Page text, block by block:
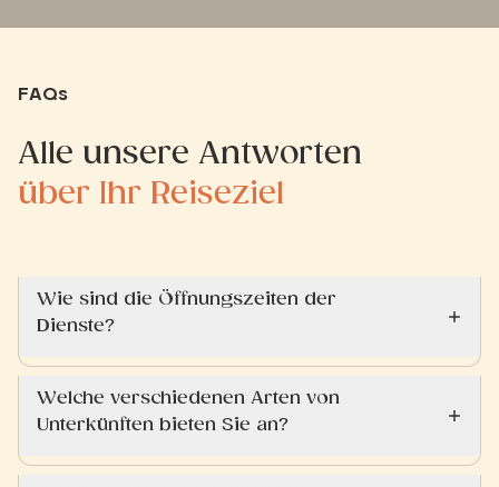
FAQs
Alle unsere Antworten
über Ihr Reiseziel
Wie sind die Öffnungszeiten der
Dienste?
Welche verschiedenen Arten von
Unterkünften bieten Sie an?